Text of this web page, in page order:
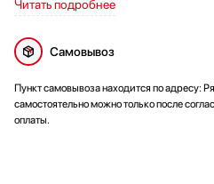
Читать подробнее
Самовывоз
Пункт самовывоза находится по адресу:
самостоятельно можно только после
оплаты.